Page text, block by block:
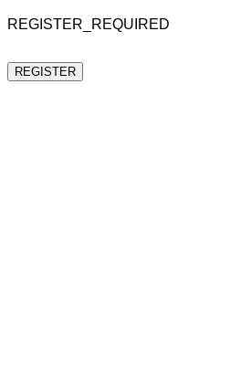
REGISTER_REQUIRED
REGISTER